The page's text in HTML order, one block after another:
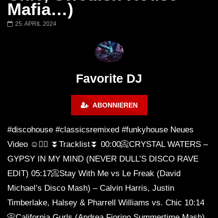
Barbara Lago @ Kappa
FuturFestival 2024
THEMBA @
Mafia…)
25. APRIL 2024
Favorite DJ
ABONNIEREN
#discohouse #classicsremixed #funkyhouse Neues
Video ☺️✌🏽 ⏬Tracklist⏬ 00:00📀CRYSTAL WATERS –
GYPSY IN MY MIND (NEVER DULL’S DISCO RAVE
EDIT) 05:17📀Stay With Me vs Le Freak (David
Michael’s Disco Mash) – Calvin Harris, Justin
Timberlake, Halsey & Pharrell Williams vs. Chic 10:14